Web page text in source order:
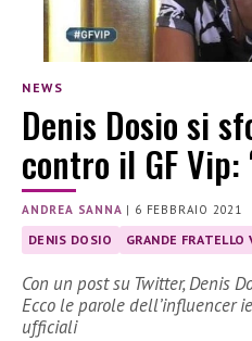
NEWS
Denis Dosio si
contro il GF Vip:
ANDREA SANNA | 6 FEBBRAIO 2021
DENIS DOSIO GRANDE FRATELLO
Con un post su Twitter, Denis
Ecco le parole dell’influencer
ufficiali